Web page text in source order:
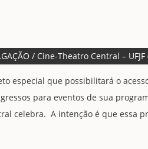
/ Cine-Theatro Central – UFJF
especial que possibilitará o
para eventos de sua
celebra. A intenção é que essa